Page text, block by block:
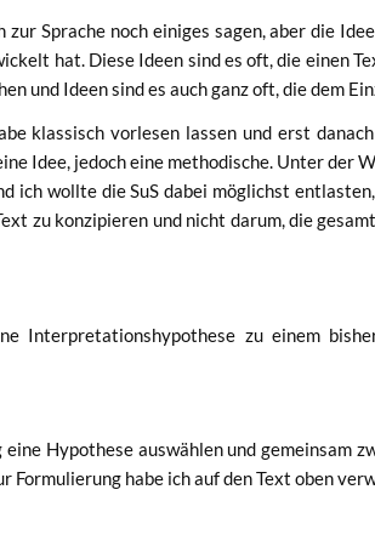
Spra­che noch eini­ges sagen, aber die
hat. Die­se Ideen sind es oft, die einen
und Ideen sind es auch ganz oft, die dem
klas­sisch vor­le­sen las­sen und erst
Idee, jedoch eine metho­di­sche. Unter der
woll­te die SuS dabei mög­lichst
zu kon­zi­pie­ren und nicht dar­um, die
Inter­pre­ta­ti­ons­hy­po­the­se zu einem
Hypo­the­se aus­wäh­len und gemein­sam
habe ich auf den Text oben